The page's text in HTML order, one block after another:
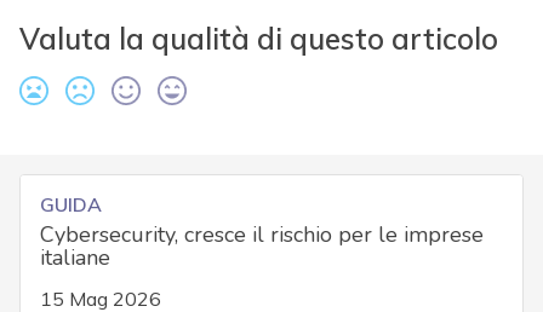
Valuta la qualità di questo articolo
GUIDA
Cybersecurity, cresce il rischio per le imprese
italiane
15 Mag 2026